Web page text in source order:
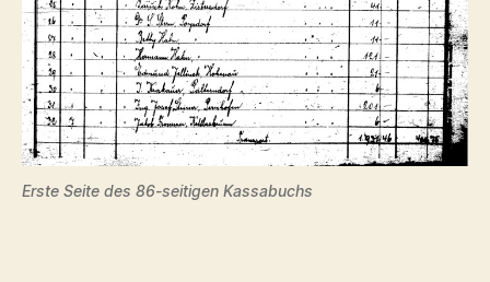
Erste Seite des 86-seitigen Kassabuchs